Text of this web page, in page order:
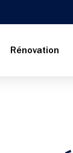
Rénovation